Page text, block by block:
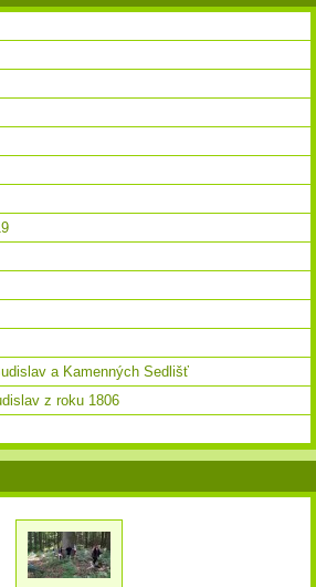
a Kamenných Sedlišť
z roku 1806